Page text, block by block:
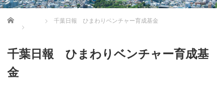
Home 千葉日報 ひまわりベンチャー育成基金
千葉日報 ひまわりベンチャー育成基
金